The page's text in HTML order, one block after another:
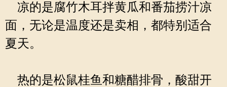
凉的是腐竹木耳拌黄瓜和番茄捞汁凉
面，无论是温度还是卖相，都特别适合
夏天。
热的是松鼠桂鱼和糖醋排骨，酸甜开